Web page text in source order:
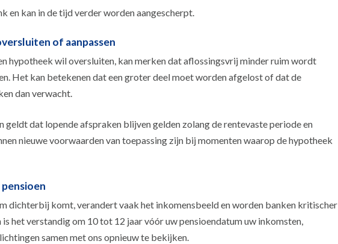
en kan in de tijd verder worden aangescherpt.
of aanpassen
hypotheek wil oversluiten, kan merken dat aflossingsvrij minder ruim wordt
Het kan betekenen dat een groter deel moet worden afgelost of dat de
dan verwacht.
geldt dat lopende afspraken blijven gelden zolang de rentevaste periode en
nieuwe voorwaarden van toepassing zijn bij momenten waarop de hypotheek
dichterbij komt, verandert vaak het inkomensbeeld en worden banken kritischer
het verstandig om 10 tot 12 jaar vóór uw pensioendatum uw inkomsten,
samen met ons opnieuw te bekijken.